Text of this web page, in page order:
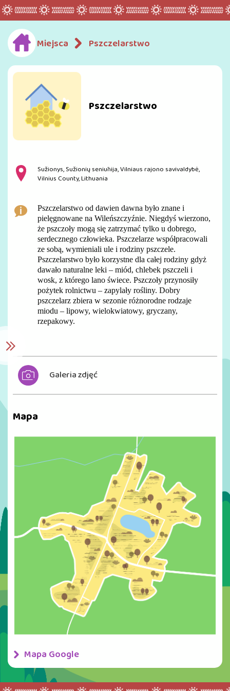
Miejsca Pszczelarstwo
Pszczelarstwo
Sužionys, Sužionių seniūnija, Vilniaus rajono savivaldybė,
Vilnius County, Lithuania
Pszczelarstwo od dawien dawna było znane i
pielęgnowane na Wileńszczyźnie. Niegdyś wierzono,
że pszczoły mogą się zatrzymać tylko u dobrego,
serdecznego człowieka. Pszczelarze współpracowali
ze sobą, wymieniali ule i rodziny pszczele.
Pszczelarstwo było korzystne dla całej rodziny gdyż
dawało naturalne leki – miód, chlebek pszczeli i
wosk, z którego lano świece. Pszczoły przynosiły
pożytek rolnictwu – zapylały rośliny. Dobry
pszczelarz zbiera w sezonie różnorodne rodzaje
miodu – lipowy, wielokwiatowy, gryczany,
rzepakowy.
Galeria zdjęć
Mapa
Mapa Google